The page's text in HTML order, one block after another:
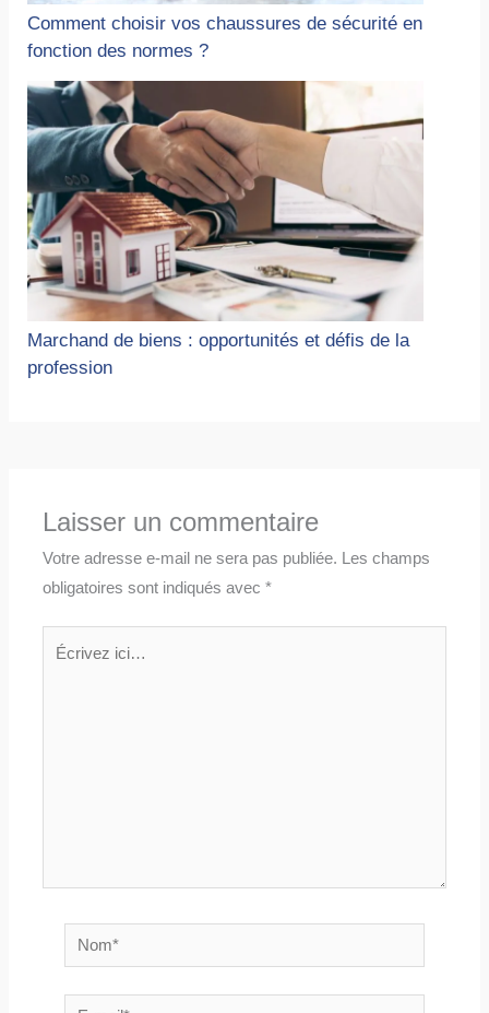
Comment choisir vos chaussures de sécurité en
fonction des normes ?
Marchand de biens : opportunités et défis de la
profession
Laisser un commentaire
Votre adresse e-mail ne sera pas publiée. Les champs
obligatoires sont indiqués avec*
Écrivez
Nom*
E-